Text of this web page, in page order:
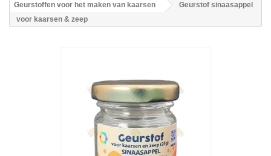
Geurstoffen voor het maken van kaarsen
Geurstof sinaasappel
voor kaarsen & zeep